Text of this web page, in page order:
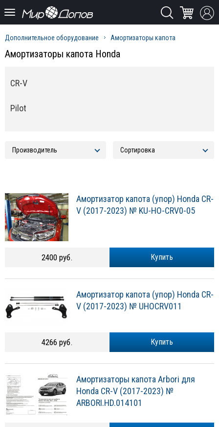
Дополнительное оборудование Амортизаторы капота
Амортизаторы капота Honda
CR-V
Pilot
Амортизатор капота (упор) Honda CR-
V (2017-2023) № KU-HO-CRV0-05
Купить
2400 руб.
Амортизатор капота (упор) Honda CR-
V (2017-2023) № UHOCRV011
Купить
4266 руб.
Амортизаторы капота Arbori для
Honda CR-V (2017-2023) №
ARBORI.HD.014101